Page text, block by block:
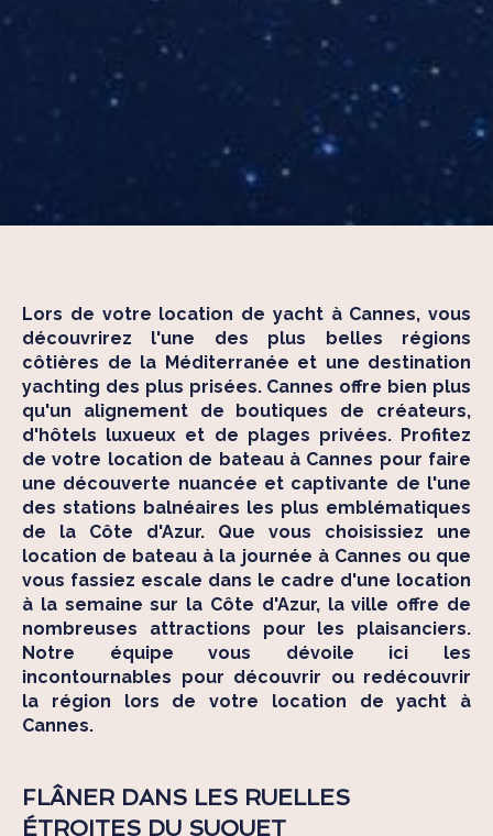
Lors de votre location de yacht à Cannes, vous
découvrirez l'une des plus belles régions
côtières de la Méditerranée et une destination
yachting des plus prisées. Cannes offre bien plus
qu'un alignement de boutiques de créateurs,
d'hôtels luxueux et de plages privées. Profitez
de votre location de bateau à Cannes pour faire
une découverte nuancée et captivante de l'une
des stations balnéaires les plus emblématiques
de la Côte d'Azur. Que vous choisissiez une
location de bateau à la journée à Cannes ou que
vous fassiez escale dans le cadre d'une location
à la semaine sur la Côte d'Azur, la ville offre de
nombreuses attractions pour les plaisanciers.
Notre équipe vous dévoile ici les
incontournables pour découvrir ou redécouvrir
la région lors de votre location de yacht à
Cannes.
FLÂNER DANS LES RUELLES
ÉTROITES DU SUQUET